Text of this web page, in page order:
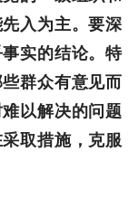
入为主。要深
实的结论。特
群众有意见而
以解决的问题
取措施，克服